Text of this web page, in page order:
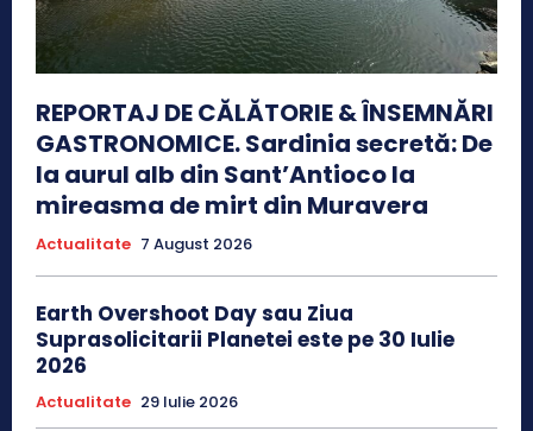
REPORTAJ DE CĂLĂTORIE & ÎNSEMNĂRI
GASTRONOMICE. Sardinia secretă: De
la aurul alb din Sant’Antioco la
mireasma de mirt din Muravera
Actualitate 7 August 2026
Earth Overshoot Day sau Ziua
Suprasolicitarii Planetei este pe 30 Iulie
2026
Actualitate 29 Iulie 2026